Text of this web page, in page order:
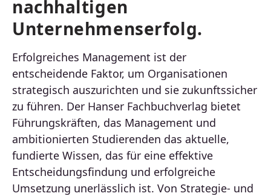
nachhaltigen
Unternehmenserfolg.
Erfolgreiches Management ist der
entscheidende Faktor, um Organisationen
strategisch auszurichten und sie zukunftssicher
zu führen. Der Hanser Fachbuchverlag bietet
Führungskräften, das Management und
ambitionierten Studierenden das aktuelle,
fundierte Wissen, das für eine effektive
Entscheidungsfindung und erfolgreiche
Umsetzung unerlässlich ist. Von Strategie- und